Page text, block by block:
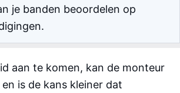
je banden beoordelen op
aan te komen, kan de monteur
is de kans kleiner dat